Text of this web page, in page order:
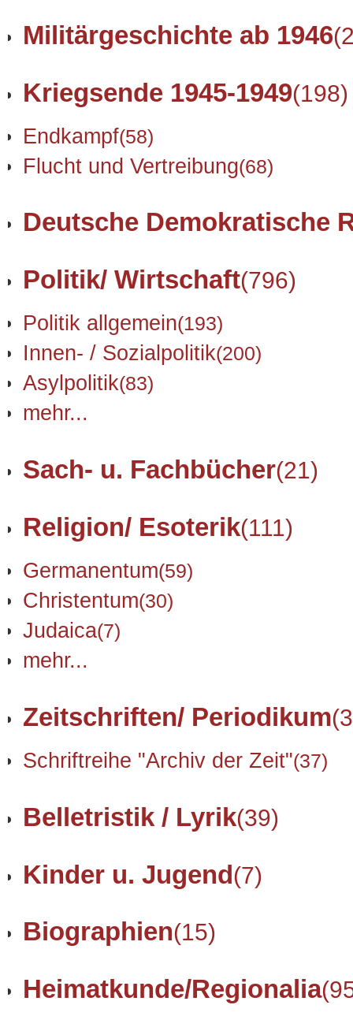
Militärgeschichte ab 1946
Kriegsende 1945-1949(198)
Endkampf(58)
Flucht und Vertreibung(68)
Deutsche Demokratische
Politik/ Wirtschaft(796)
Politik allgemein(193)
Innen- / Sozialpolitik(200)
Asylpolitik(83)
mehr...
Sach- u. Fachbücher(21)
Religion/ Esoterik(111)
Germanentum(59)
Christentum(30)
Judaica(7)
mehr...
Zeitschriften/ Periodikum
Schriftreihe "Archiv der Zeit"(37)
Belletristik / Lyrik(39)
Kinder u. Jugend(7)
Biographien(15)
Heimatkunde/Regionalia